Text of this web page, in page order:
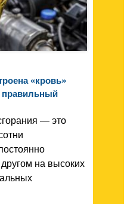
«кровь»
правильный
— это
на высоких